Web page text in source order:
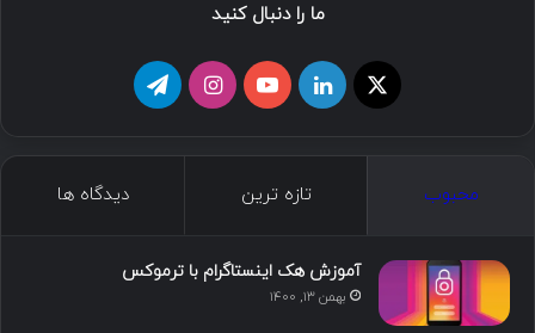
ما را دنبال کنید
د
و
ت
ا
محبوب تازه ترین دیدگاه ها
آموزش هک اینستاگرام با ترموکس
بهمن ۱۳, ۱۴۰۰